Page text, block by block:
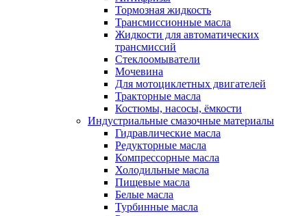
Тормозная жидкость
Трансмиссионные масла
Жидкости для автоматических
трансмиссий
Стеклоомыватели
Мочевина
Для мотоциклетных двигателей
Тракторные масла
Костюмы, насосы, ёмкости
Индустриальные смазочные материалы
Гидравлические масла
Редукторные масла
Компрессорные масла
Холодильные масла
Пищевые масла
Белые масла
Турбинные масла